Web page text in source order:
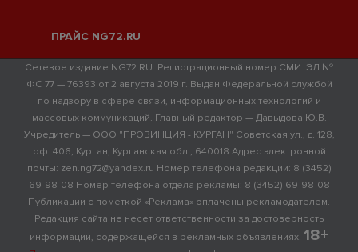
ПРАЙС NG72.RU
Сетевое издание NG72.RU. Регистрационный номер СМИ: ЭЛ №
ФС 77 — 76393 от 2 августа 2019 г. Выдан Федеральной службой
по надзору в сфере связи, информационных технологий и
массовых коммуникаций. Главный редактор — Давыдова Ю.В.
Учредитель — ООО "ПРОВИНЦИЯ - КУРГАН" Советская ул., д. 128,
оф. 406, Курган, Курганская обл., 640018 Адрес электронной
почты: zen.ng72@yandex.ru Номер телефона редакции: 8 (3452)
69-98-08 Номер телефона отдела рекламы: 8 (3452) 69-98-08
Публикации с пометкой «Реклама» оплачены рекламодателем.
Редакция сайта не несет ответственности за достоверность
информации, содержащейся в рекламных объявлениях. 18+